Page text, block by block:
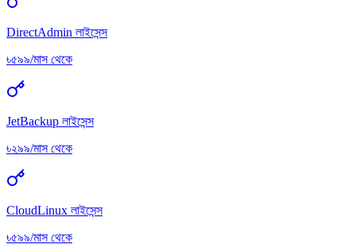
DirectAdmin লাইসেন্স
৳৫৯৯/মাস থেকে
JetBackup লাইসেন্স
৳২৯৯/মাস থেকে
CloudLinux লাইসেন্স
৳৫৯৯/মাস থেকে